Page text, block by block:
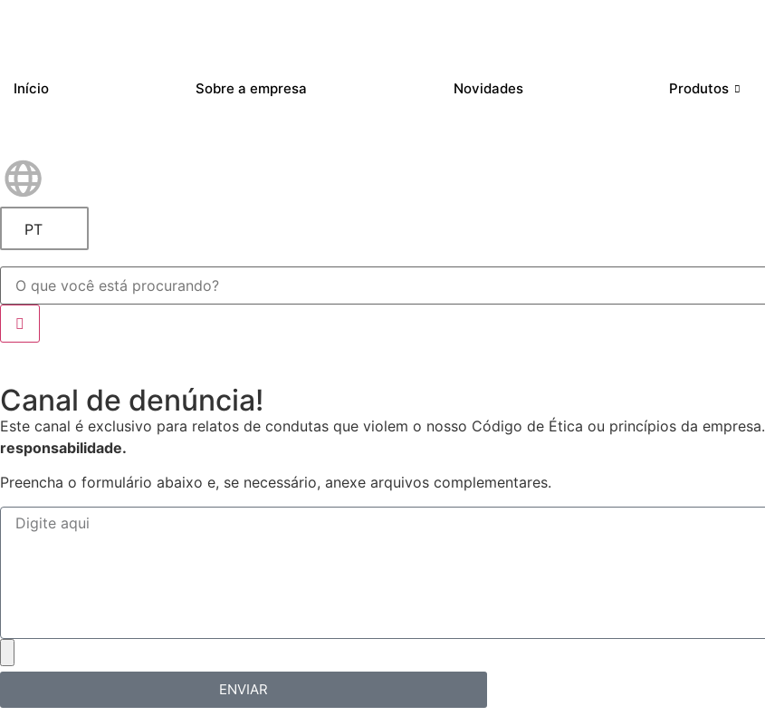
Início Sobre a empresa Novidades Produtos
PT
Canal de denúncia!
Este canal é exclusivo para relatos de condutas que violem o nosso Código de Ética ou princípios da empresa.
responsabilidade.
Preencha o formulário abaixo e, se necessário, anexe arquivos complementares.
ENVIAR